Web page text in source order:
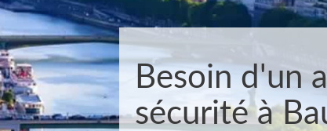
Besoin d'un
sécurité à